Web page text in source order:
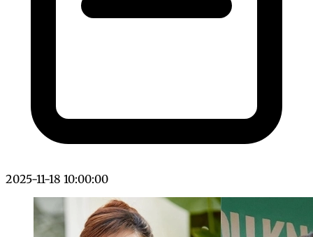
2025-11-18 10:00:00